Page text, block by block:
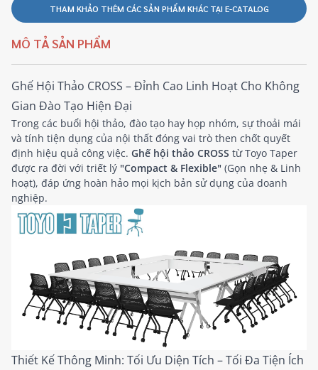
THAM KHẢO THÊM CÁC SẢN PHẨM KHÁC TẠI E-CATALOG
MÔ TẢ SẢN PHẨM
Ghế Hội Thảo CROSS – Đỉnh Cao Linh Hoạt Cho Không
Gian Đào Tạo Hiện Đại
Trong các buổi hội thảo, đào tạo hay họp nhóm, sự thoải mái
và tính tiện dụng của nội thất đóng vai trò then chốt quyết
định hiệu quả công việc. Ghế hội thảo CROSS từ Toyo Taper
được ra đời với triết lý "Compact & Flexible" (Gọn nhẹ & Linh
hoạt), đáp ứng hoàn hảo mọi kịch bản sử dụng của doanh
nghiệp.
Thiết Kế Thông Minh: Tối Ưu Diện Tích – Tối Đa Tiện Ích